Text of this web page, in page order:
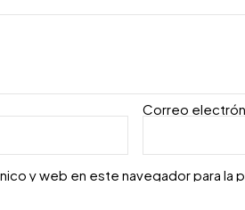
Correo
y web en este navegador para la